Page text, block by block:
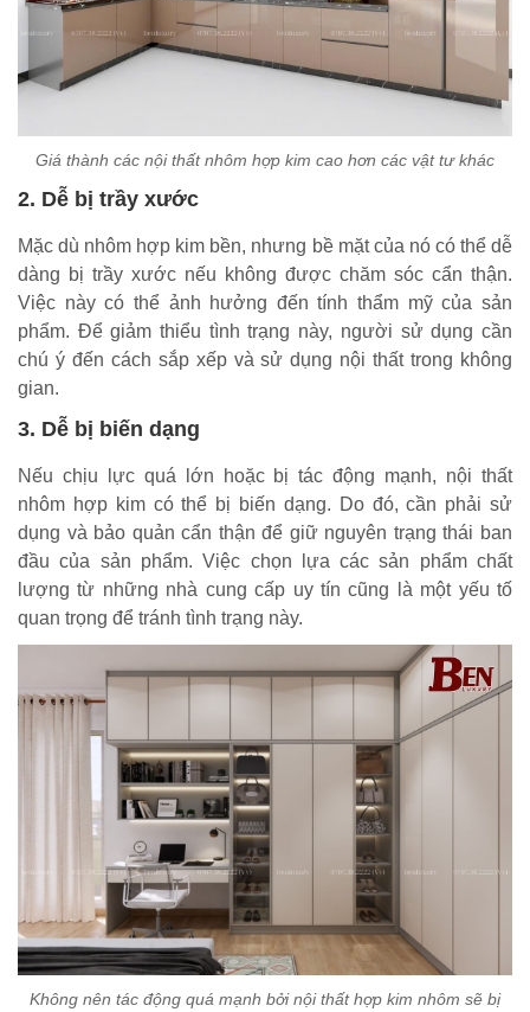
Giá thành các nội thất nhôm hợp kim cao hơn các vật tư khác
2. Dễ bị trầy xước
Mặc dù nhôm hợp kim bền, nhưng bề mặt của nó có thể dễ
dàng bị trầy xước nếu không được chăm sóc cẩn thận.
Việc này có thể ảnh hưởng đến tính thẩm mỹ của sản
phẩm. Để giảm thiểu tình trạng này, người sử dụng cần
chú ý đến cách sắp xếp và sử dụng nội thất trong không
gian.
3. Dễ bị biến dạng
Nếu chịu lực quá lớn hoặc bị tác động mạnh, nội thất
nhôm hợp kim có thể bị biến dạng. Do đó, cần phải sử
dụng và bảo quản cẩn thận để giữ nguyên trạng thái ban
đầu của sản phẩm. Việc chọn lựa các sản phẩm chất
lượng từ những nhà cung cấp uy tín cũng là một yếu tố
quan trọng để tránh tình trạng này.
Không nên tác động quá mạnh bởi nội thất hợp kim nhôm sẽ bị